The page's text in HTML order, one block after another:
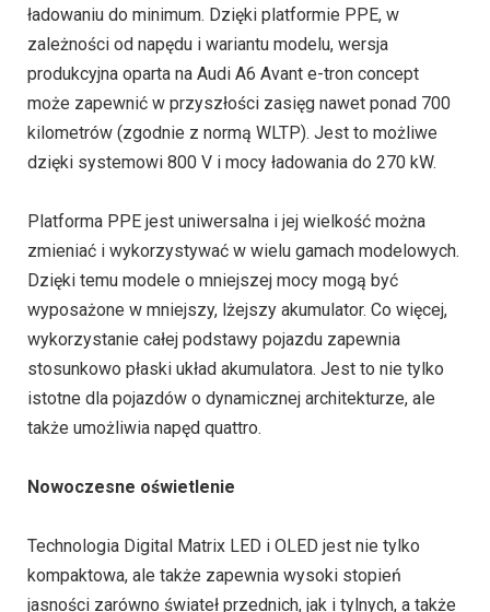
ładowaniu do minimum. Dzięki platformie PPE, w
zależności od napędu i wariantu modelu, wersja
produkcyjna oparta na Audi A6 Avant e-tron concept
może zapewnić w przyszłości zasięg nawet ponad 700
kilometrów (zgodnie z normą WLTP). Jest to możliwe
dzięki systemowi 800 V i mocy ładowania do 270 kW.
Platforma PPE jest uniwersalna i jej wielkość można
zmieniać i wykorzystywać w wielu gamach modelowych.
Dzięki temu modele o mniejszej mocy mogą być
wyposażone w mniejszy, lżejszy akumulator. Co więcej,
wykorzystanie całej podstawy pojazdu zapewnia
stosunkowo płaski układ akumulatora. Jest to nie tylko
istotne dla pojazdów o dynamicznej architekturze, ale
także umożliwia napęd quattro.
Nowoczesne oświetlenie
Technologia Digital Matrix LED i OLED jest nie tylko
kompaktowa, ale także zapewnia wysoki stopień
jasności zarówno świateł przednich, jak i tylnych, a także